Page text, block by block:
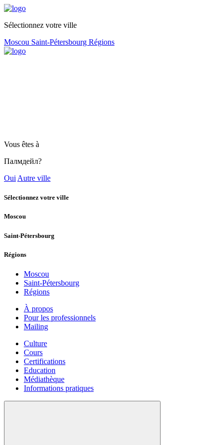
Sélectionnez votre ville
Moscou Saint-Pétersbourg Régions
Vous êtes à
Палмдейл?
Oui Autre ville
Sélectionnez votre ville
Moscou
Saint-Pétersbourg
Régions
Moscou
Saint-Pétersbourg
Régions
À propos
Pour les professionnels
Mailing
Culture
Cours
Certifications
Education
Médiathèque
Informations pratiques